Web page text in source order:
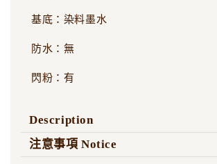
基底：染料墨水
防水：無
閃粉：有
Description
注意事項 Notice